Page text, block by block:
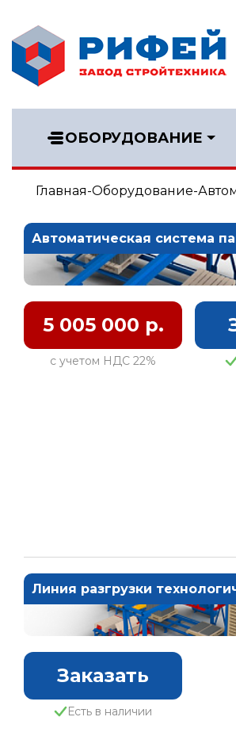
ОБОРУДОВАНИЕ
Главная Оборудование
Автоматическая система
5 005 000 р.
с учетом НДС 22%
Линия разгрузки
Заказать
Есть в наличии